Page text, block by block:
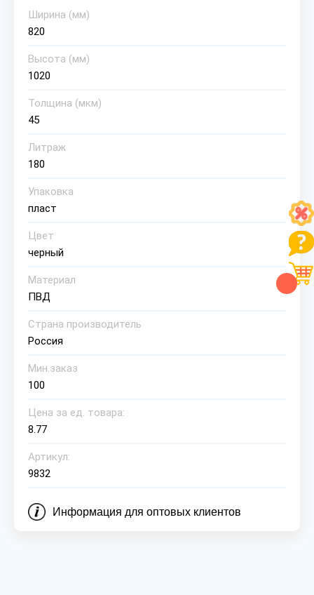
Ширина (мм)
820
Высота (мм)
1020
Толщина (мкм)
45
Литраж
180
Упаковка
пласт
Цвет
черный
Материал
ПВД
Страна производитель
Россия
Мин.заказ
100
Цена за ед. товара:
8.77
Артикул:
9832
Информация для оптовых клиентов